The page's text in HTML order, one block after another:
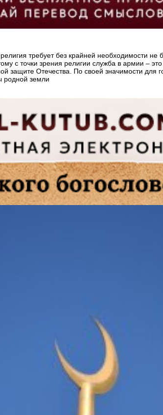
требует без крайней необходимости
с точки зрения религии служба в армии –
защите Отечества. По своей значимости для
родной земли